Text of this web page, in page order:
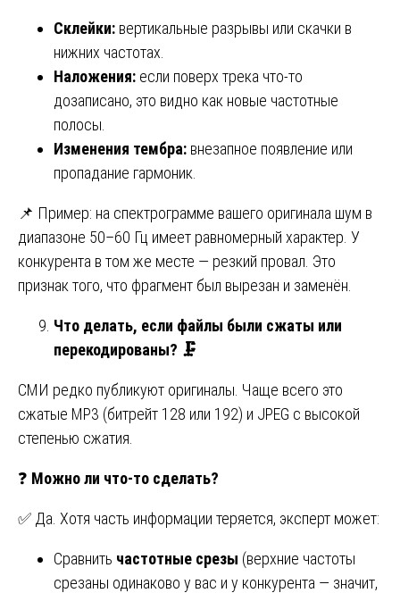
Склейки: вертикальные разрывы или скачки в
нижних частотах.
Наложения: если поверх трека что-то
дозаписано, это видно как новые частотные
полосы.
Изменения тембра: внезапное появление или
пропадание гармоник.
📌 Пример: на спектрограмме вашего оригинала шум в
диапазоне 50–60 Гц имеет равномерный характер. У
конкурента в том же месте — резкий провал. Это
признак того, что фрагмент был вырезан и заменён.
Что делать, если файлы были сжаты или
перекодированы? 🗜
СМИ редко публикуют оригиналы. Чаще всего это
сжатые MP3 (битрейт 128 или 192) и JPEG с высокой
степенью сжатия.
❓ Можно ли что-то сделать?
✅ Да. Хотя часть информации теряется, эксперт может:
Сравнить частотные срезы (верхние частоты
срезаны одинаково у вас и у конкурента — значит,